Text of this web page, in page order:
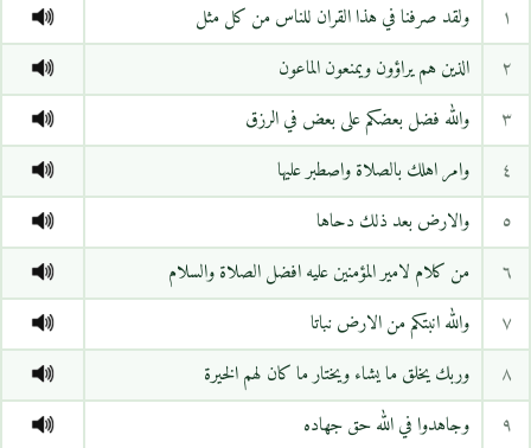
١
ولقد صرفنا في هذا القران للناس من كل مثل
٢
الذين هم يراؤون ويمنعون الماعون
٣
والله فضل بعضكم على بعض في الرزق
٤
وامر اهلك بالصلاة واصطبر عليها
٥
والارض بعد ذلك دحاها
٦
من كلام لامير المؤمنين عليه افضل الصلاة والسلام
٧
والله انبتكم من الارض نباتا
٨
وربك يخلق ما يشاء ويختار ما كان لهم الخيرة
٩
وجاهدوا في الله حق جهاده